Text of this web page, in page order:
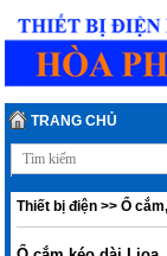
TRANG CHỦ
Thiết bị điện >>Ổ